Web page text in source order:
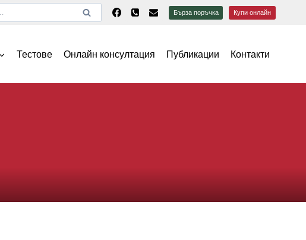
Бърза поръчка Купи онлайн
Тестове Онлайн консултация Публикации Контакти